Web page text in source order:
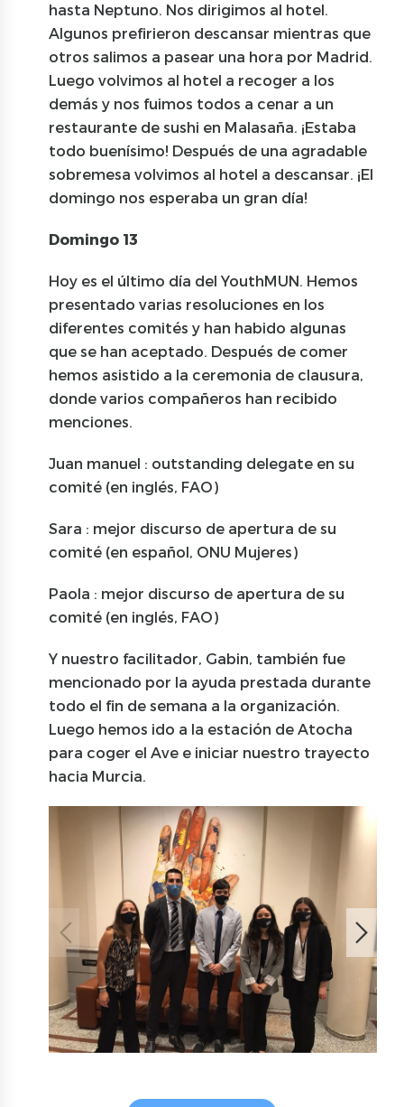
hasta Neptuno. Nos dirigimos al hotel.
Algunos prefirieron descansar mientras que
otros salimos a pasear una hora por Madrid.
Luego volvimos al hotel a recoger a los
demás y nos fuimos todos a cenar a un
restaurante de sushi en Malasaña. ¡Estaba
todo buenísimo! Después de una agradable
sobremesa volvimos al hotel a descansar. ¡El
domingo nos esperaba un gran día!
Domingo 13
Hoy es el último día del YouthMUN. Hemos
presentado varias resoluciones en los
diferentes comités y han habido algunas
que se han aceptado. Después de comer
hemos asistido a la ceremonia de clausura,
donde varios compañeros han recibido
menciones.
Juan manuel : outstanding delegate en su
comité (en inglés, FAO)
Sara : mejor discurso de apertura de su
comité (en español, ONU Mujeres)
Paola : mejor discurso de apertura de su
comité (en inglés, FAO)
Y nuestro facilitador, Gabin, también fue
mencionado por la ayuda prestada durante
todo el fin de semana a la organización.
Luego hemos ido a la estación de Atocha
para coger el Ave e iniciar nuestro trayecto
hacia Murcia.